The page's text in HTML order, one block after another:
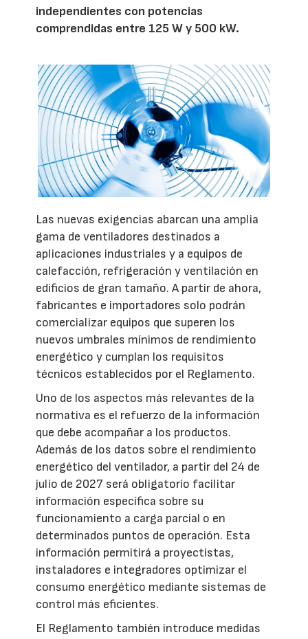
independientes con potencias
comprendidas entre 125 W y 500 kW.
Las nuevas exigencias abarcan una amplia
gama de ventiladores destinados a
aplicaciones industriales y a equipos de
calefacción, refrigeración y ventilación en
edificios de gran tamaño. A partir de ahora,
fabricantes e importadores solo podrán
comercializar equipos que superen los
nuevos umbrales mínimos de rendimiento
energético y cumplan los requisitos
técnicos establecidos por el Reglamento.
Uno de los aspectos más relevantes de la
normativa es el refuerzo de la información
que debe acompañar a los productos.
Además de los datos sobre el rendimiento
energético del ventilador, a partir del 24 de
julio de 2027 será obligatorio facilitar
información específica sobre su
funcionamiento a carga parcial o en
determinados puntos de operación. Esta
información permitirá a proyectistas,
instaladores e integradores optimizar el
consumo energético mediante sistemas de
control más eficientes.
El Reglamento también introduce medidas